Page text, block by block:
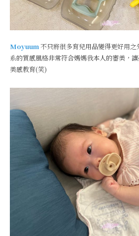
Moyuum不只將很多育兒用品變得更好用
系的質感風格非常符合媽媽我本人的審美，
美感教育(笑)